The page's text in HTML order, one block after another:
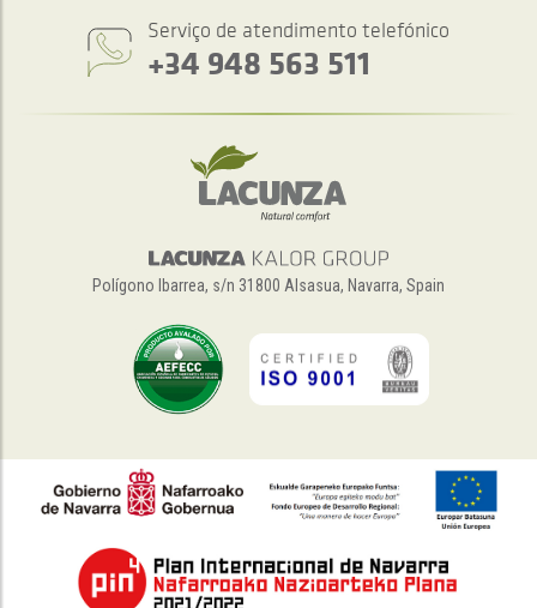
Serviço de atendimento telefónico
+34 948 563 511
Polígono Ibarrea, s/n 31800 Alsasua, Navarra, Spain